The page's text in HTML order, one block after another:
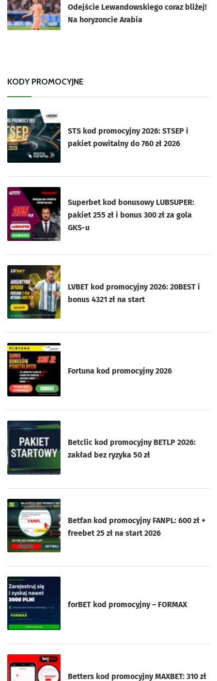
Odejście Lewandowskiego coraz bliżej!
Na horyzoncie Arabia
KODY PROMOCYJNE
STS kod promocyjny 2026: STSEP i
pakiet powitalny do 760 zł 2026
Superbet kod bonusowy LUBSUPER:
pakiet 255 zł i bonus 300 zł za gola
GKS-u
LVBET kod promocyjny 2026: 20BEST i
bonus 4321 zł na start
Fortuna kod promocyjny 2026
Betclic kod promocyjny BETLP 2026:
zakład bez ryzyka 50 zł
Betfan kod promocyjny FANPL: 600 zł +
freebet 25 zł na start 2026
forBET kod promocyjny – FORMAX
Betters kod promocyjny MAXBET: 310 zł